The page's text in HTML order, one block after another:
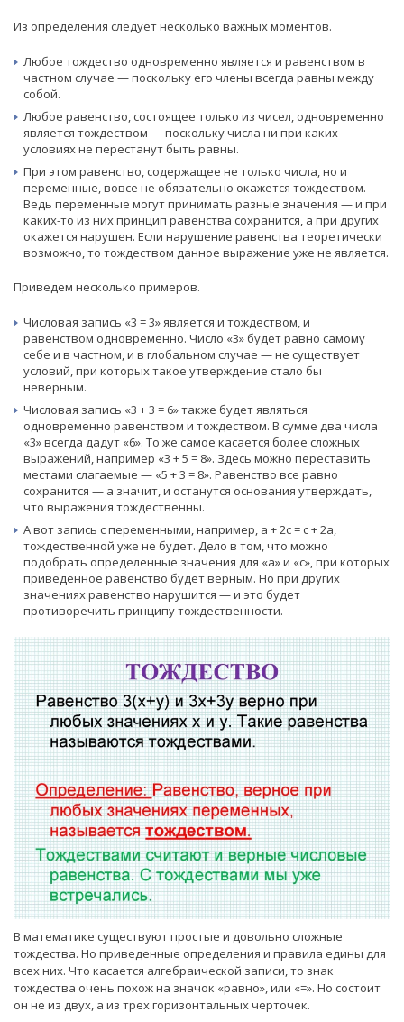
Из определения следует несколько важных моментов.
Любое тождество одновременно является и равенством в
частном случае — поскольку его члены всегда равны между
собой.
Любое равенство, состоящее только из чисел, одновременно
является тождеством — поскольку числа ни при каких
условиях не перестанут быть равны.
При этом равенство, содержащее не только числа, но и
переменные, вовсе не обязательно окажется тождеством.
Ведь переменные могут принимать разные значения — и при
каких-то из них принцип равенства сохранится, а при других
окажется нарушен. Если нарушение равенства теоретически
возможно, то тождеством данное выражение уже не является.
Приведем несколько примеров.
Числовая запись «3 = 3» является и тождеством, и
равенством одновременно. Число «3» будет равно самому
себе и в частном, и в глобальном случае — не существует
условий, при которых такое утверждение стало бы
неверным.
Числовая запись «3 + 3 = 6» также будет являться
одновременно равенством и тождеством. В сумме два числа
«3» всегда дадут «6». То же самое касается более сложных
выражений, например «3 + 5 = 8». Здесь можно переставить
местами слагаемые — «5 + 3 = 8». Равенство все равно
сохранится — а значит, и останутся основания утверждать,
что выражения тождественны.
А вот запись с переменными, например, а + 2с = с + 2а,
тождественной уже не будет. Дело в том, что можно
подобрать определенные значения для «а» и «с», при которых
приведенное равенство будет верным. Но при других
значениях равенство нарушится — и это будет
противоречить принципу тождественности.
В математике существуют простые и довольно сложные
тождества. Но приведенные определения и правила едины для
всех них. Что касается алгебраической записи, то знак
тождества очень похож на значок «равно», или «=». Но состоит
он не из двух, а из трех горизонтальных черточек.